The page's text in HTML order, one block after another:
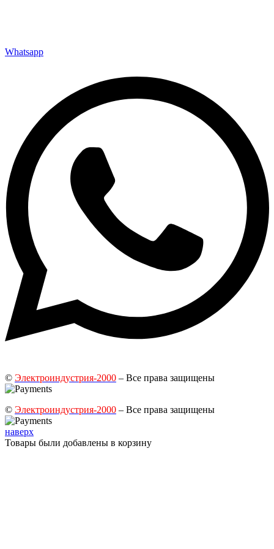
Whatsapp
© Электроиндустрия-2000 – Все права защищены
© Электроиндустрия-2000 – Все права защищены
наверх
Товары были добавлены в корзину